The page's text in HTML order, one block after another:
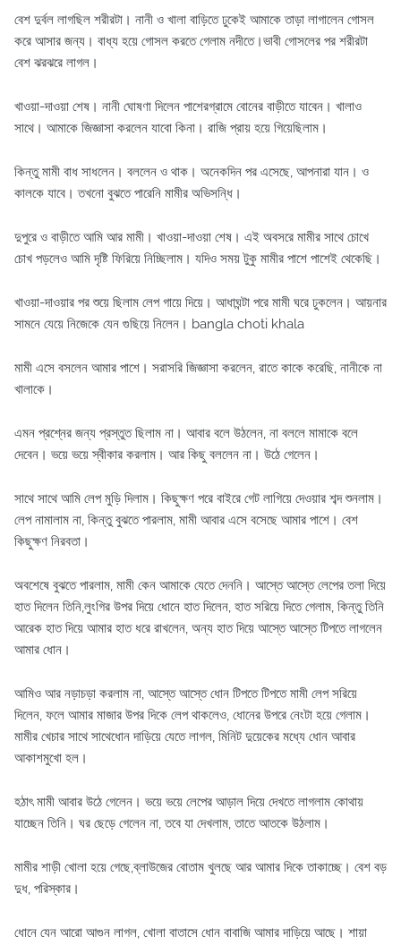
বেশ দুর্বল লাগছিল শরীরটা। নানী ও খালা বাড়িতে ঢুকেই আমাকে তাড়া লাগালেন গোসল
করে আসার জন্য। বাধ্য হয়ে গোসল করতে গেলাম নদীতে।ভাবী গোসলের পর শরীরটা
বেশ ঝরঝরে লাগল।
খাওয়া-দাওয়া শেষ। নানী ঘোষণা দিলেন পাশেরগ্রামে বোনের বাড়ীতে যাবেন। খালাও
সাথে। আমাকে জিজ্ঞাসা করলেন যাবো কিনা। রাজি প্রায় হয়ে গিয়েছিলাম।
কিন্তু মামী বাধ সাধলেন। বললেন ও থাক। অনেকদিন পর এসেছে, আপনারা যান। ও
কালকে যাবে। তখনো বুঝতে পারেনি মামীর অভিসন্ধি।
দুপুরে ও বাড়ীতে আমি আর মামী। খাওয়া-দাওয়া শেষ। এই অবসরে মামীর সাথে চোখে
চোখ পড়লেও আমি দৃষ্টি ফিরিয়ে নিচ্ছিলাম। যদিও সময় টুকু মামীর পাশে পাশেই থেকেছি।
খাওয়া-দাওয়ার পর শুয়ে ছিলাম লেপ গায়ে দিয়ে। আধাঘন্টা পরে মামী ঘরে ঢুকলেন। আয়নার
সামনে যেয়ে নিজেকে যেন গুছিয়ে নিলেন। bangla choti khala
মামী এসে বসলেন আমার পাশে। সরাসরি জিজ্ঞাসা করলেন, রাতে কাকে করেছি, নানীকে না
খালাকে।
এমন প্রশ্নের জন্য প্রস্তুত ছিলাম না। আবার বলে উঠলেন, না বললে মামাকে বলে
দেবেন। ভয়ে ভয়ে স্বীকার করলাম। আর কিছু বললেন না। উঠে গেলেন।
সাথে সাথে আমি লেপ মুড়ি দিলাম। কিছুক্ষণ পরে বাইরে গেট লাগিয়ে দেওয়ার শব্দ শুনলাম।
লেপ নামালাম না, কিন্তু বুঝতে পারলাম, মামী আবার এসে বসেছে আমার পাশে। বেশ
কিছুক্ষণ নিরবতা।
অবশেষে বুঝতে পারলাম, মামী কেন আমাকে যেতে দেননি। আস্তে আস্তে লেপের তলা দিয়ে
হাত দিলেন তিনি,লুংগির উপর দিয়ে ধোনে হাত দিলেন, হাত সরিয়ে দিতে গেলাম, কিন্তু তিনি
আরেক হাত দিয়ে আমার হাত ধরে রাখলেন, অন্য হাত দিয়ে আস্তে আস্তে টিপতে লাগলেন
আমার ধোন।
আমিও আর নড়াচড়া করলাম না, আস্তে আস্তে ধোন টিপতে টিপতে মামী লেপ সরিয়ে
দিলেন, ফলে আমার মাজার উপর দিকে লেপ থাকলেও, ধোনের উপরে নেংটা হয়ে গেলাম।
মামীর খেচার সাথে সাথেধোন দাড়িয়ে যেতে লাগল, মিনিট দুয়েকের মধ্যে ধোন আবার
আকাশমুখো হল।
হঠাৎ মামী আবার উঠে গেলেন। ভয়ে ভয়ে লেপের আড়াল দিয়ে দেখতে লাগলাম কোথায়
যাচ্ছেন তিনি। ঘর ছেড়ে গেলেন না, তবে যা দেখলাম, তাতে আতকে উঠলাম।
মামীর শাড়ী খোলা হয়ে গেছে,ব্লাউজের বোতাম খুলছে আর আমার দিকে তাকাচ্ছে। বেশ বড়
দুধ, পরিস্কার।
ধোনে যেন আরো আগুন লাগল, খোলা বাতাসে ধোন বাবাজি আমার দাড়িয়ে আছে। শায়া